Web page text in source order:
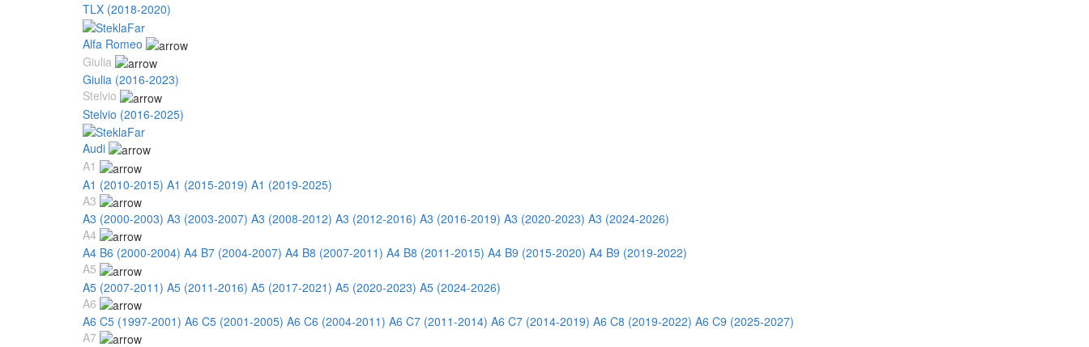
TLX (2018-2020)
Alfa Romeo
Giulia
Giulia (2016-2023)
Stelvio
Stelvio (2016-2025)
Audi
A1
A1 (2010-2015) A1 (2015-2019) A1 (2019-2025)
A3
A3 (2000-2003) A3 (2003-2007) A3 (2008-2012) A3 (2012-2016) A3 (2016-2019) A3 (2020-2023) A3 (2024-2026)
A4
A4 B6 (2000-2004) A4 B7 (2004-2007) A4 B8 (2007-2011) A4 B8 (2011-2015) A4 B9 (2015-2020) A4 B9 (2019-2022)
A5
A5 (2007-2011) A5 (2011-2016) A5 (2017-2021) A5 (2020-2023) A5 (2024-2026)
A6
A6 C5 (1997-2001) A6 C5 (2001-2005) A6 C6 (2004-2011) A6 C7 (2011-2014) A6 C7 (2014-2019) A6 C8 (2019-2022) A6 C9 (2025-2027)
A7